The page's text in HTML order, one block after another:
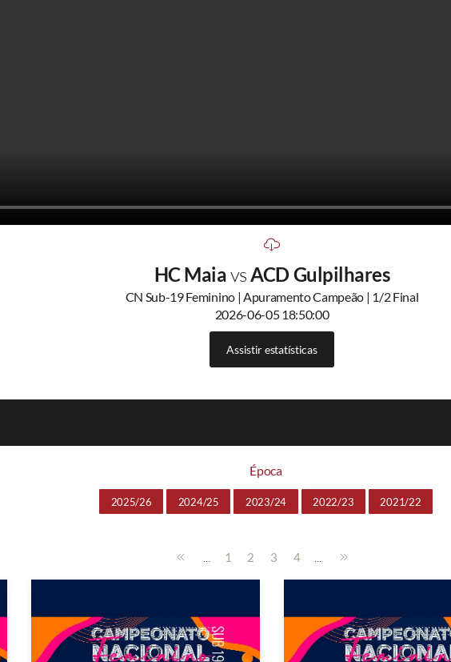
HC MaiavsACD Gulpilhares
CN Sub-19 Feminino | Apuramento Campeão | 1/2 Final
2026-06-05 18:50:00
Assistir estatísticas
Época
2025/26 2024/25 2023/24 2022/23 2021/22
... 1 2 3 4 ...